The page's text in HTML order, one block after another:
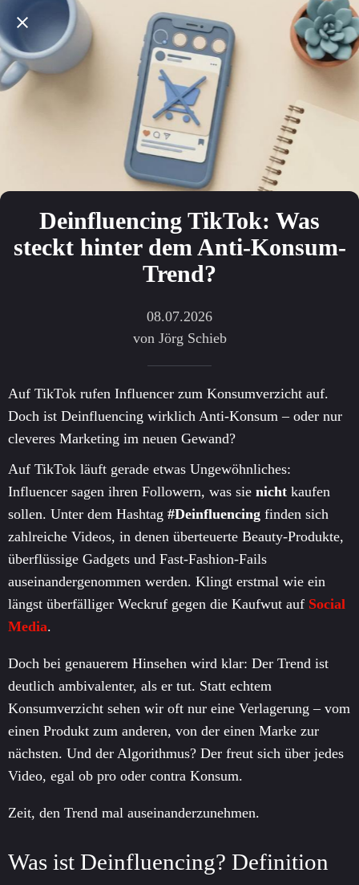
Deinfluencing TikTok: Was
steckt hinter dem Anti-Konsum-
Trend?
08.07.2026
von Jörg Schieb
Auf TikTok rufen Influencer zum Konsumverzicht auf.
Doch ist Deinfluencing wirklich Anti-Konsum – oder nur
cleveres Marketing im neuen Gewand?
Auf TikTok läuft gerade etwas Ungewöhnliches:
Influencer sagen ihren Followern, was sie nicht kaufen
sollen. Unter dem Hashtag #Deinfluencing finden sich
zahlreiche Videos, in denen überteuerte Beauty-Produkte,
überflüssige Gadgets und Fast-Fashion-Fails
auseinandergenommen werden. Klingt erstmal wie ein
längst überfälliger Weckruf gegen die Kaufwut auf Social
Media.
Doch bei genauerem Hinsehen wird klar: Der Trend ist
deutlich ambivalenter, als er tut. Statt echtem
Konsumverzicht sehen wir oft nur eine Verlagerung – vom
einen Produkt zum anderen, von der einen Marke zur
nächsten. Und der Algorithmus? Der freut sich über jedes
Video, egal ob pro oder contra Konsum.
Zeit, den Trend mal auseinanderzunehmen.
Was ist Deinfluencing? Definition